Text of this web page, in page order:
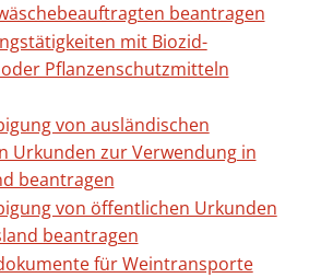
beantragen
mit Biozid-
Pflanzenschutzmitteln
von ausländischen
Urkunden zur Verwendung in
beantragen
von öffentlichen Urkunden
beantragen
für Weintransporte